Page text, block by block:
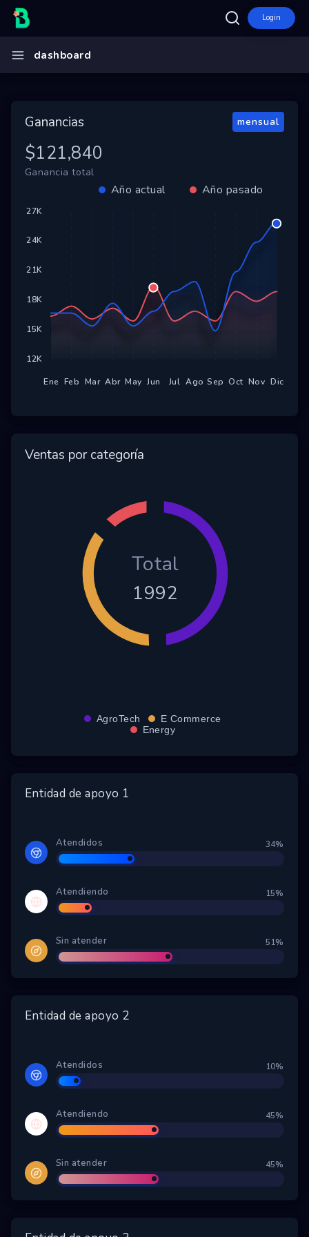
Login
dashboard
Programas
Convocatorias
Ganadores
Finalistas
Ecosistemas
Empresas
Ganancias mensual
Año actual Año pasado
Ene Feb Mar Abr May Jun Jul Ago Sep Oct Nov Dic
$121,840
Ganancia total
27K
24K
21K
18K
15K
12K
Ventas por categoría
AgroTech
E Commerce
Energy
Total
1992
Entidad de apoyo 1
Atendidos 34%
Atendiendo 15%
Sin atender 51%
Entidad de apoyo 2
Atendidos 10%
Atendiendo 45%
Sin atender 45%